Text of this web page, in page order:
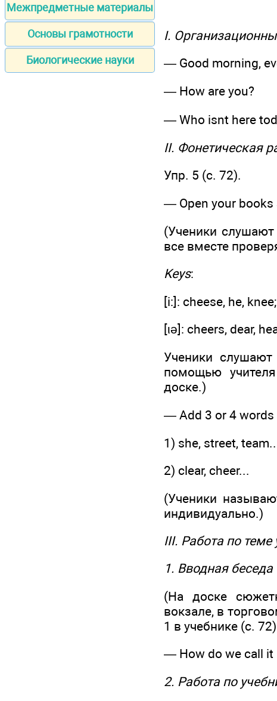
Межпредметные материалы
Основы грамотности
Биологические науки
I.
— Good morning,
— How are you?
— Who isnt here
II. Фонетическая
Упр. 5 (с. 72).
— Open your books
(Ученики
все вместе
Keys:
[i:]: cheese, he, knee;
[ιə]: cheers, dear,
Ученики
помощью
доске.)
— Add 3 or 4 words
1) she, street,
2) clear, cheer...
(Ученики
индивидуально.)
III. Работа по теме
1. Вводная беседа
(На доске
вокзале, в
1 в учебнике (с.
— How do we call it
2. Работа по